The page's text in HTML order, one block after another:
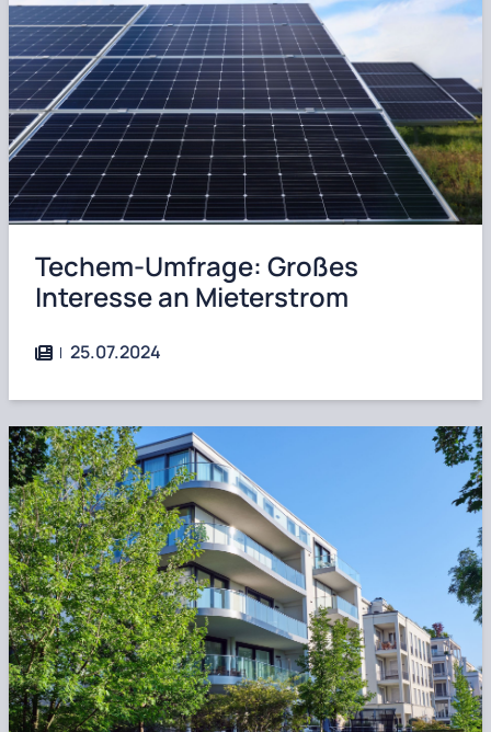
Techem-Umfrage: Großes
Interesse an Mieterstrom
25.07.2024